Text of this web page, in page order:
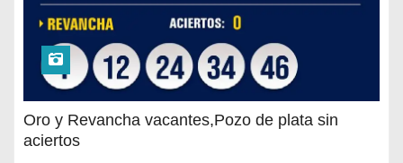
Oro y Revancha vacantes,Pozo de plata sin
aciertos